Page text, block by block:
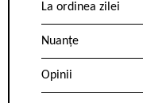
La ordinea zilei
Nuanțe
Opinii